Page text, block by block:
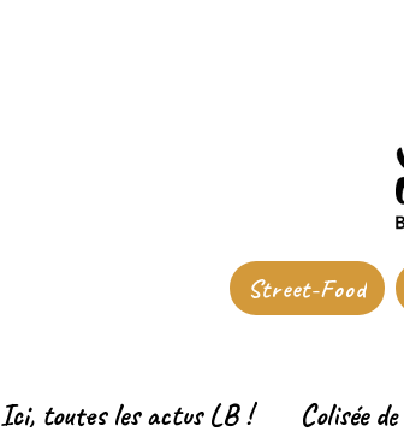
Street-Food
Ici, toutes les actus LB ! Colisée